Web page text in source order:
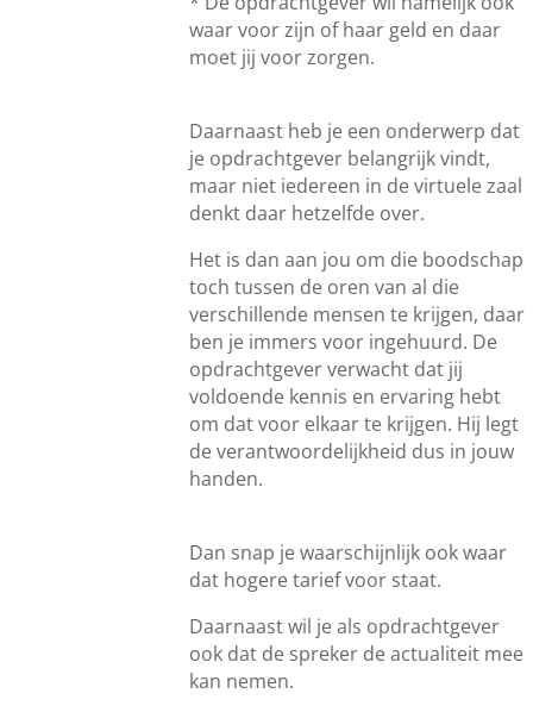
waar voor zijn of haar geld en daar
moet jij voor zorgen.
Daarnaast heb je een onderwerp dat
je opdrachtgever belangrijk vindt,
maar niet iedereen in de virtuele zaal
denkt daar hetzelfde over.
Het is dan aan jou om die boodschap
toch tussen de oren van al die
verschillende mensen te krijgen, daar
ben je immers voor ingehuurd. De
opdrachtgever verwacht dat jij
voldoende kennis en ervaring hebt
om dat voor elkaar te krijgen. Hij legt
de verantwoordelijkheid dus in jouw
handen.
Dan snap je waarschijnlijk ook waar
dat hogere tarief voor staat.
Daarnaast wil je als opdrachtgever
ook dat de spreker de actualiteit mee
kan nemen.